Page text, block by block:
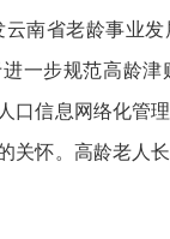
南省老龄事业
一步规范高龄
口信息网络化管
关怀。高龄老人